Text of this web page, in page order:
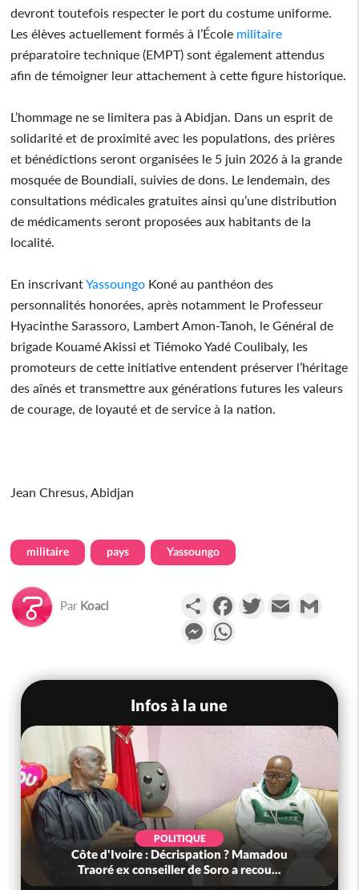
devront toutefois respecter le port du costume uniforme.
Les élèves actuellement formés à l’École militaire
préparatoire technique (EMPT) sont également attendus
afin de témoigner leur attachement à cette figure historique.
L’hommage ne se limitera pas à Abidjan. Dans un esprit de
solidarité et de proximité avec les populations, des prières
et bénédictions seront organisées le 5 juin 2026 à la grande
mosquée de Boundiali, suivies de dons. Le lendemain, des
consultations médicales gratuites ainsi qu’une distribution
de médicaments seront proposées aux habitants de la
localité.
En inscrivantYassoungo Koné au panthéon des
personnalités honorées, après notamment le Professeur
Hyacinthe Sarassoro, Lambert Amon-Tanoh, le Général de
brigade Kouamé Akissi et Tiémoko Yadé Coulibaly, les
promoteurs de cette initiative entendent préserver l’héritage
des aînés et transmettre aux générations futures les valeurs
de courage, de loyauté et de service à la nation.
Jean Chresus, Abidjan
militaire pays Yassoungo
Par Koaci PartagerFacebookTwitterEmail
Messenger
Infos à la une
POLITIQUE
Côte d'Ivoire : Décrispation ? Mamadou
Traoré ex conseiller de Soro a recou...